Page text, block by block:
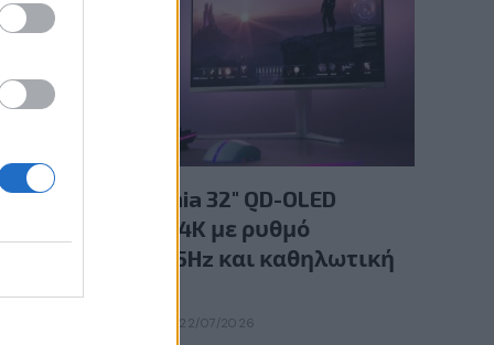
Νέα Philips Evnia 32″ QD-OLED
gaming οθόνη 4K με ρυθμό
ανανέωσης 165Hz και καθηλωτική
22/07/2026